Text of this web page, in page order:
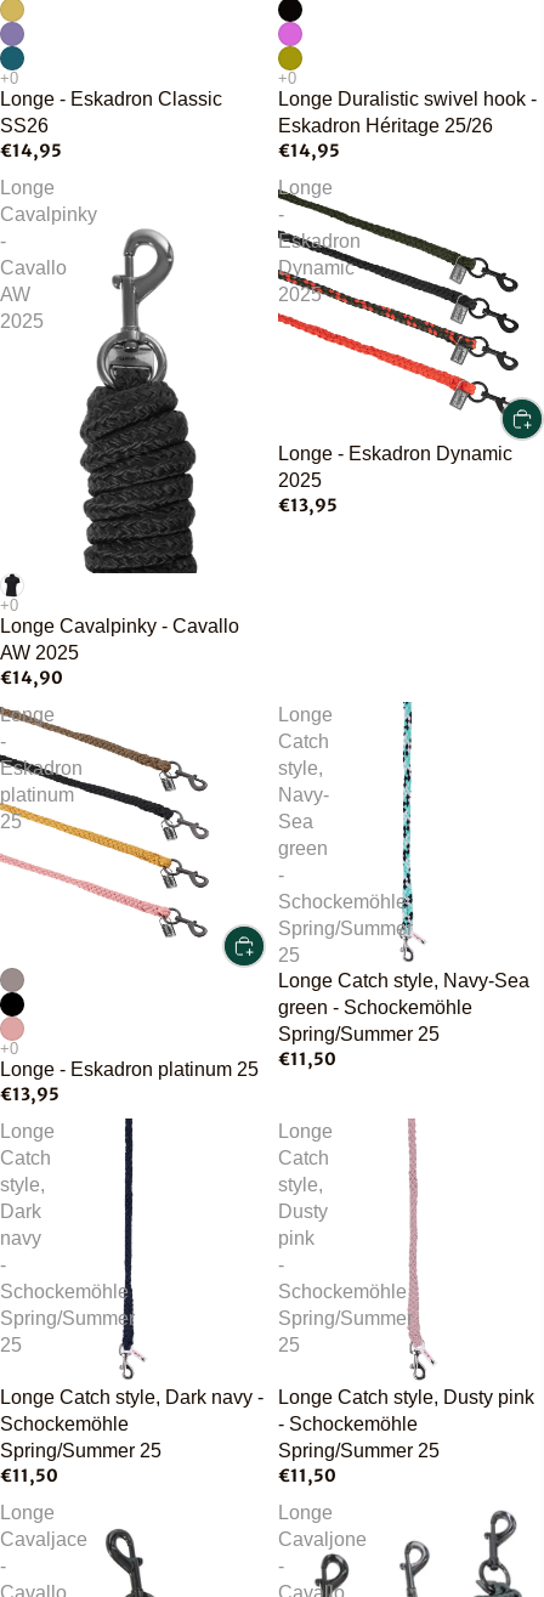
Longe - Eskadron Classic
SS26
€14,95
Longe Duralistic swivel hook -
Eskadron Héritage 25/26
€14,95
Longe
Cavalpinky
-
Cavallo
AW
2025
Longe Cavalpinky - Cavallo
AW 2025
€14,90
Longe
-
Eskadron
Dynamic
2025
Longe - Eskadron Dynamic
2025
€13,95
Longe
-
Eskadron
platinum
25
Longe - Eskadron platinum 25
€13,95
Longe
Catch
style,
Navy-
Sea
green
-
Schockemöhle
Spring/Summer
25
Longe Catch style, Navy-Sea
green - Schockemöhle
Spring/Summer 25
€11,50
Longe
Catch
style,
Dark
navy
-
Schockemöhle
Spring/Summer
25
Longe Catch style, Dark navy -
Schockemöhle
Spring/Summer 25
€11,50
Longe
Catch
style,
Dusty
pink
-
Schockemöhle
Spring/Summer
25
Longe Catch style, Dusty pink
- Schockemöhle
Spring/Summer 25
€11,50
Longe
Cavaljace
-
Longe
Cavaljone
-